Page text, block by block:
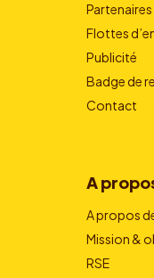
Flottes
Publicité
Badge de
Contact
A
A propos
Mission &
RSE